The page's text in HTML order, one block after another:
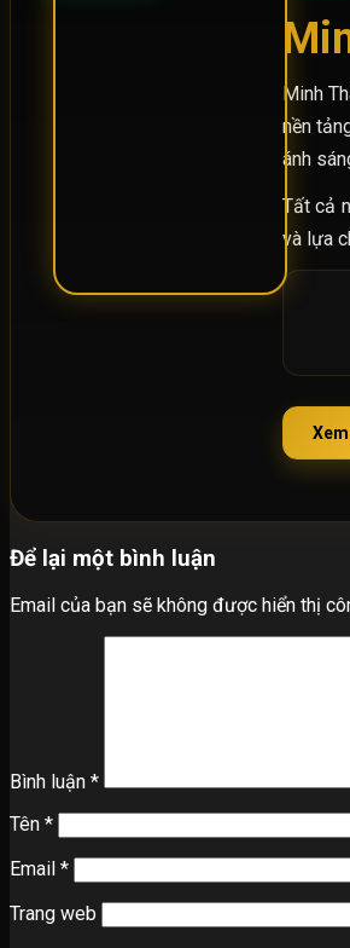
Minh
nền
ánh
Tất cả
và lựa
Để lại một bình luận
Email của bạn sẽ không được hiển thị
Bình luận *
Tên *
Email *
Trang web